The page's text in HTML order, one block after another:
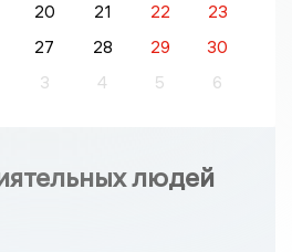
20 21 22
23
27 28 29
30
3 4 5 6
людей